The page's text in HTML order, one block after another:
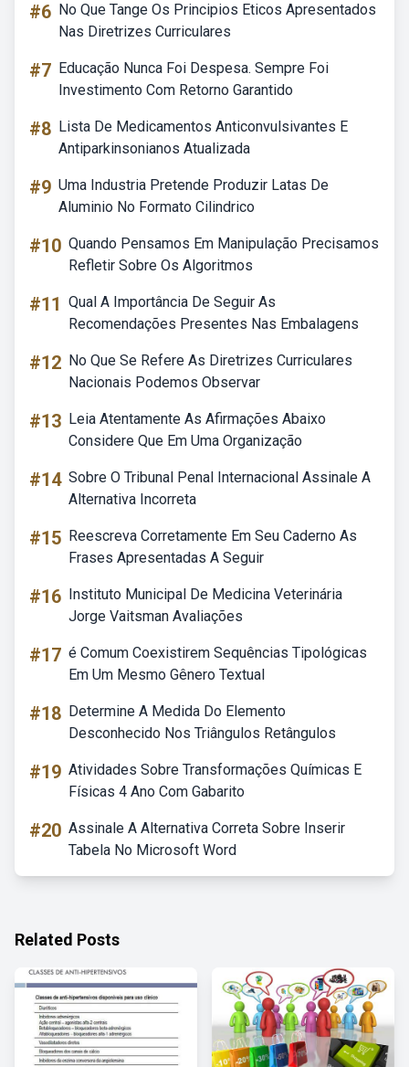
#6 No Que Tange Os Principios Eticos Apresentados
Nas Diretrizes Curriculares
#7 Educação Nunca Foi Despesa. Sempre Foi
Investimento Com Retorno Garantido
#8 Lista De Medicamentos Anticonvulsivantes E
Antiparkinsonianos Atualizada
#9 Uma Industria Pretende Produzir Latas De
Aluminio No Formato Cilindrico
#10 Quando Pensamos Em Manipulação Precisamos
Refletir Sobre Os Algoritmos
#11 Qual A Importância De Seguir As
Recomendações Presentes Nas Embalagens
#12 No Que Se Refere As Diretrizes Curriculares
Nacionais Podemos Observar
#13 Leia Atentamente As Afirmações Abaixo
Considere Que Em Uma Organização
#14 Sobre O Tribunal Penal Internacional Assinale A
Alternativa Incorreta
#15 Reescreva Corretamente Em Seu Caderno As
Frases Apresentadas A Seguir
#16 Instituto Municipal De Medicina Veterinária
Jorge Vaitsman Avaliações
#17 é Comum Coexistirem Sequências Tipológicas
Em Um Mesmo Gênero Textual
#18 Determine A Medida Do Elemento
Desconhecido Nos Triângulos Retângulos
#19 Atividades Sobre Transformações Químicas E
Físicas 4 Ano Com Gabarito
#20 Assinale A Alternativa Correta Sobre Inserir
Tabela No Microsoft Word
Related Posts